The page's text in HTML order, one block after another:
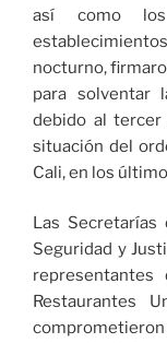
así como
nocturno,
para solventar
debido al
situación del
Cali, en los
Las Secretarías
Seguridad y
representantes
Restaurantes
comprometieron